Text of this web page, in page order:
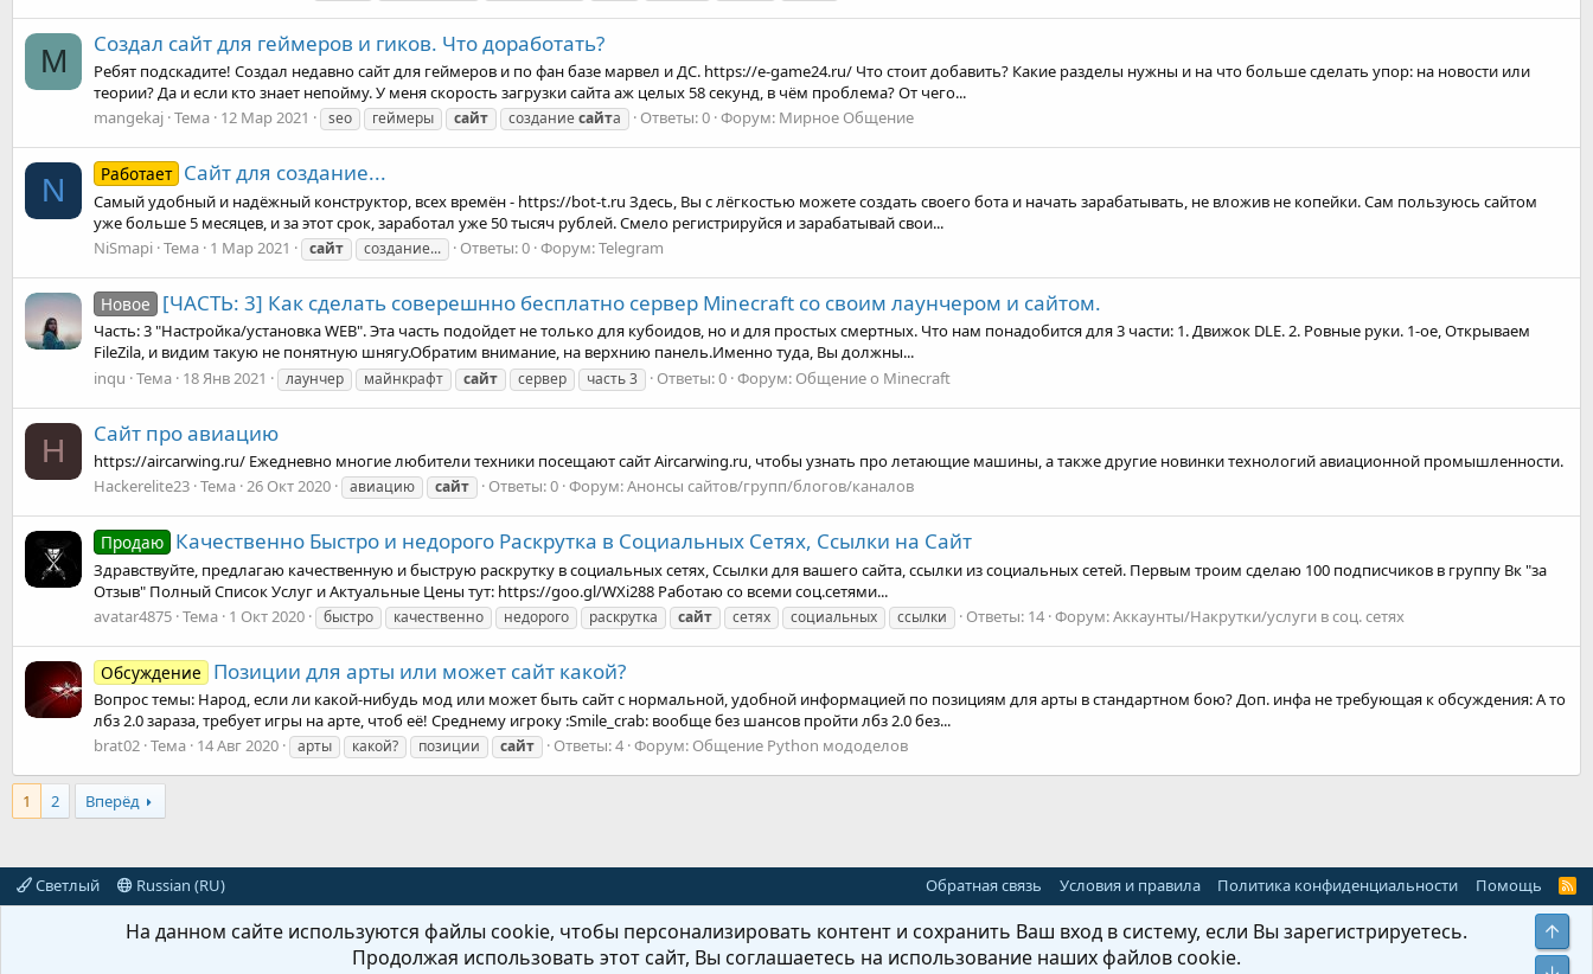
M Создал сайт для геймеров и гиков. Что доработать?
Ребят подскадите! Создал недавно сайт для геймеров и по фан базе марвел и ДС. https://e-game24.ru/ Что стоит добавить? Какие разделы нужны и на что больше сделать упор: на новости или
теории? Да и если кто знает непойму. У меня скорость загрузки сайта аж целых 58 секунд, в чём проблема? От чего...
mangekaj Тема 12 Мар 2021 seo геймеры сайт созданиесайта Ответы: 0 Форум: Мирное Общение
N Работает Сайт для создание...
Самый удобный и надёжный конструктор, всех времён - https://bot-t.ru Здесь, Вы с лёгкостью можете создать своего бота и начать зарабатывать, не вложив не копейки. Сам пользуюсь сайтом
уже больше 5 месяцев, и за этот срок, заработал уже 50 тысяч рублей. Смело регистрируйся и зарабатывай свои...
NiSmapi Тема 1 Мар 2021 сайт создание... Ответы: 0 Форум:Telegram
Новое [ЧАСТЬ: 3] Как сделать соверешнно бесплатно сервер Minecraft со своим лаунчером и сайтом.
Часть: 3 "Настройка/установка WEB". Эта часть подойдет не только для кубоидов, но и для простых смертных. Что нам понадобится для 3 части: 1. Движок DLE. 2. Ровные руки. 1-ое, Открываем
FileZila, и видим такую не понятную шнягу.Обратим внимание, на верхнию панель.Именно туда, Вы должны...
inqu Тема 18 Янв 2021 лаунчер майнкрафт сайт сервер часть 3 Ответы: 0 Форум: Общение о Minecraft
H Сайт про авиацию
https://aircarwing.ru/ Ежедневно многие любители техники посещают сайт Aircarwing.ru, чтобы узнать про летающие машины, а также другие новинки технологий авиационной промышленности.
Hackerelite23 Тема 26 Окт 2020 авиацию сайт Ответы: 0 Форум:Анонсы сайтов/групп/блогов/каналов
Продаю Качественно Быстро и недорого Раскрутка в Социальных Сетях, Ссылки на Сайт
Здравствуйте, предлагаю качественную и быструю раскрутку в социальных сетях, Ссылки для вашего сайта, ссылки из социальных сетей. Первым троим сделаю 100 подписчиков в группу Вк "за
Отзыв" Полный Список Услуг и Актуальные Цены тут: https://goo.gl/WXi288 Работаю со всеми соц.сетями...
avatar4875 Тема 1 Окт 2020 быстро качественно недорого раскрутка сайт сетях социальных ссылки Ответы: 14 Форум:Аккаунты/Накрутки/услуги в соц. сетях
Обсуждение Позиции для арты или может сайт какой?
Вопрос темы: Народ, если ли какой-нибудь мод или может быть сайт с нормальной, удобной информацией по позициям для арты в стандартном бою? Доп. инфа не требующая к обсуждения: А то
лбз 2.0 зараза, требует игры на арте, чтоб её! Среднему игроку :Smile_crab: вообще без шансов пройти лбз 2.0 без...
brat02 Тема 14 Авг 2020 арты какой? позиции сайт Ответы: 4 Форум: Общение Python мододелов
1 2 Вперёд
Светлый Russian (RU) Обратная связь Условия и правила Политика конфиденциальности Помощь
R
На данном сайте используются файлы cookie, чтобы персонализировать контент и сохранить Ваш вход в систему, если Вы зарегистрируетесь.
Продолжая использовать этот сайт, Вы соглашаетесь на использование наших файлов cookie.